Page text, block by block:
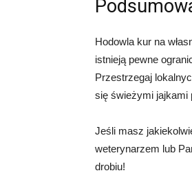
Hodowla kur na
istnieją pewne
Przestrzegaj
się świeżymi jajkami
Jeśli masz
weterynarzem lub
drobiu!